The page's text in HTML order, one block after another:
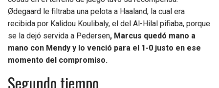
Ødegaard le filtraba una pelota a Haaland, la cual era
recibida por Kalidou Koulibaly, el del Al-Hilal pifiaba, porque
se la dejó servida a Pedersen, Marcus quedó mano a
mano con Mendy y lo venció para el 1-0 justo en ese
momento del compromiso.
Segundo tiempo